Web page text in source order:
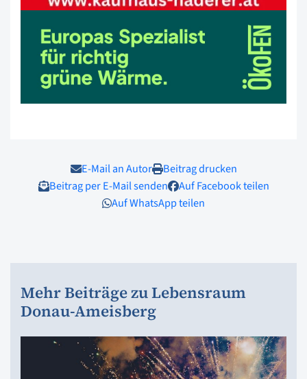
E-Mail an Autor
Beitrag drucken
Beitrag per E-Mail senden
Auf Facebook teilen
Auf WhatsApp teilen
Mehr Beiträge zu Lebensraum
Donau-Ameisberg